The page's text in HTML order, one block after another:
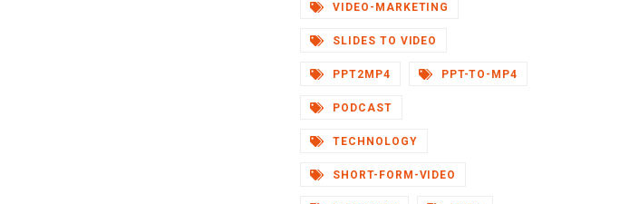
VIDEO-MARKETING
SLIDES TO VIDEO
PPT2MP4 PPT-TO-MP4
PODCAST
TECHNOLOGY
SHORT-FORM-VIDEO